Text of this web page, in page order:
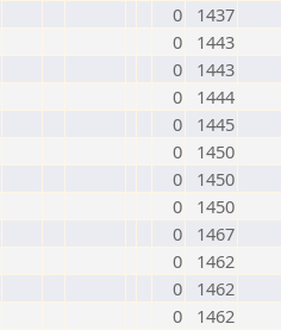
0
1437
0
1443
0
1443
0
1444
0
1445
0
1450
0
1450
0
1450
0
1467
0
1462
0
1462
0
1462